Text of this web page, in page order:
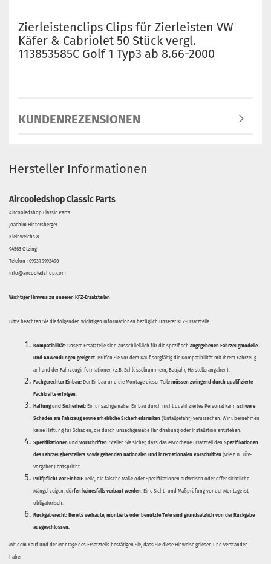
Zierleistenclips Clips für Zierleisten VW
Käfer & Cabriolet 50 Stück vergl.
113853585C Golf 1 Typ3 ab 8.66-2000
KUNDENREZENSIONEN
Hersteller Informationen
Aircooledshop Classic Parts
Aircooledshop Classic Parts
Joachim Hintersberger
Kleinweichs 8
94563 Otzing
Telefon : 09931 9992490
info@aircooledshop.com
Wichtiger Hinweis zu unseren KFZ-Ersatzteilen
Bitte beachten Sie die folgenden wichtigen Informationen bezüglich unserer KFZ-Ersatzteile:
Kompatibilität: Unsere Ersatzteile sind ausschließlich für die spezifisch angegebenen Fahrzeugmodelle
und Anwendungen geeignet. Prüfen Sie vor dem Kauf sorgfältig die Kompatibilität mit Ihrem Fahrzeug
anhand der Fahrzeuginformationen (z.B. Schlüsselnummern, Baujahr, Herstellerangaben).
Fachgerechter Einbau: Der Einbau und die Montage dieser Teile müssen zwingend durch qualifizierte
Fachkräfte erfolgen.
Haftung und Sicherheit: Ein unsachgemäßer Einbau durch nicht qualifiziertes Personal kann schwere
Schäden am Fahrzeug sowie erhebliche Sicherheitsrisiken (Unfallgefahr) verursachen. Wir übernehmen
keine Haftung für Schäden, die durch unsachgemäße Handhabung oder Installation entstehen.
Spezifikationen und Vorschriften: Stellen Sie sicher, dass das erworbene Ersatzteil den Spezifikationen
des Fahrzeugherstellers sowie geltenden nationalen und internationalen Vorschriften (wie z.B. TÜV-
Vorgaben) entspricht.
Prüfpflicht vor Einbau: Teile, die falsche Maße oder Spezifikationen aufweisen oder offensichtliche
Mängel zeigen, dürfen keinesfalls verbaut werden. Eine Sicht- und Maßprüfung vor der Montage ist
obligatorisch.
Rückgaberecht: Bereits verbaute, montierte oder benutzte Teile sind grundsätzlich von der Rückgabe
ausgeschlossen.
Mit dem Kauf und der Montage des Ersatzteils bestätigen Sie, dass Sie diese Hinweise gelesen und verstanden
haben